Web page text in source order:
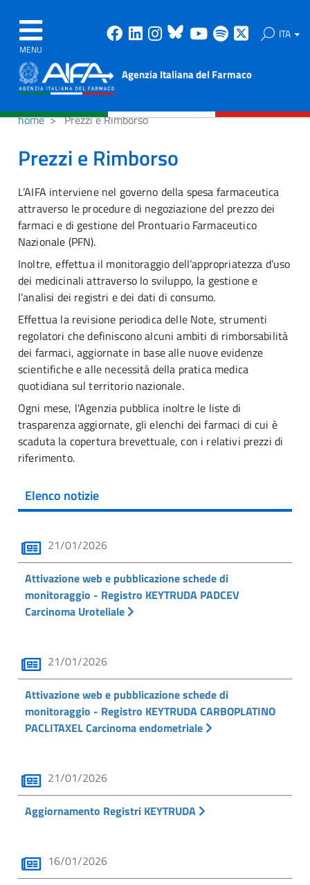
MENU
Facebook
Linkedin
Instagram
Bluesky
Youtube
Spotify ITA
Agenzia Italiana del Farmaco
home Prezzi e Rimborso
Prezzi e Rimborso
L’AIFA interviene nel governo della spesa farmaceutica
attraverso le procedure di negoziazione del prezzo dei
farmaci e di gestione del Prontuario Farmaceutico
Nazionale (PFN).
Inoltre, effettua il monitoraggio dell’appropriatezza d’uso
dei medicinali attraverso lo sviluppo, la gestione e
l’analisi dei registri e dei dati di consumo.
Effettua la revisione periodica delle Note,strumenti
regolatori che definiscono alcuni ambiti di rimborsabilità
dei farmaci, aggiornate in basealle nuove evidenze
scientifiche e alle necessità della pratica medica
quotidiana sul territorio nazionale.
Ogni mese, l'Agenzia pubblica inoltre le liste di
trasparenza aggiornate, gli elenchi dei farmaci di cui è
scaduta la copertura brevettuale, con i relativi prezzi di
riferimento.
Elenco notizie
21/01/2026
Attivazione web e pubblicazione schede di
monitoraggio - Registro KEYTRUDA PADCEV
Carcinoma Uroteliale
21/01/2026
Attivazione web e pubblicazione schede di
monitoraggio - Registro KEYTRUDA CARBOPLATINO
PACLITAXEL Carcinoma endometriale
21/01/2026
Aggiornamento Registri KEYTRUDA
16/01/2026